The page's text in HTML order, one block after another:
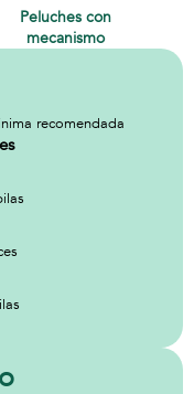
Peluches con
mecanismo
recomendada